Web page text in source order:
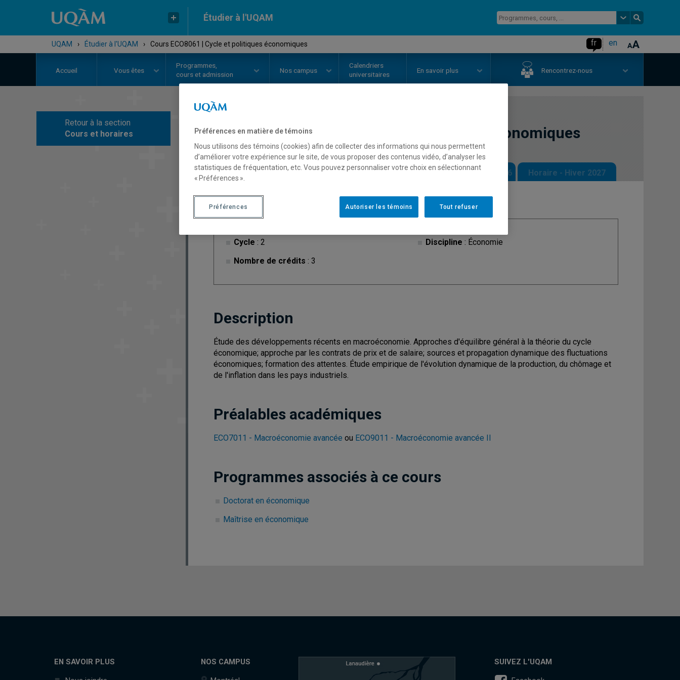
Étudier à l'UQAM
UQAM › Étudier à l'UQAM › Cours ECO8061 | Cycle et politiques économiques fr en
Accueil Vous êtes
Programmes,
cours et admission
Nos campus
Calendriers
universitaires
En savoir plus Rencontrez-nous
Retour à la section
Cours et horaires
COURS// ECO8061 Cycle et politiques économiques
Description Horaire - Été 2026 Horaire - Automne 2026 Horaire - Hiver 2027
Cycle : 2
Nombre de crédits : 3
Discipline : Économie
Description
Étude des développements récents en macroéconomie. Approches d'équilibre général à la théorie du cycle
économique; approche par les contrats de prix et de salaire; sources et propagation dynamique des fluctuations
économiques; formation des attentes. Étude empirique de l'évolution dynamique de la production, du chômage et
de l'inflation dans les pays industriels.
Préalables académiques
ECO7011 - Macroéconomie avancée ou ECO9011 - Macroéconomie avancée II
Programmes associés à ce cours
Doctorat en économique
Maîtrise en économique
EN SAVOIR PLUS NOS CAMPUS SUIVEZ L'UQAM
Préférences en matière de témoins
Nous utilisons des témoins (cookies) afin de collecter des informations qui nous permettent
d’améliorer votre expérience sur le site, de vous proposer des contenus vidéo, d’analyser les
statistiques de fréquentation, etc. Vous pouvez personnaliser votre choix en sélectionnant
« Préférences ».
Tout refuser
Autoriser les témoins
Préférences